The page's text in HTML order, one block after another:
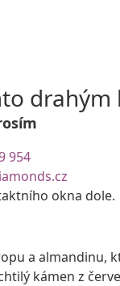
drahým
954
okna dole.
a almandinu,
kámen z